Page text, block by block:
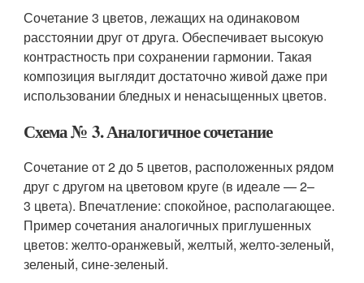
Сочетание 3 цветов, лежащих на одинаковом
расстоянии друг от друга. Обеспечивает высокую
контрастность при сохранении гармонии. Такая
композиция выглядит достаточно живой даже при
использовании бледных и ненасыщенных цветов.
Схема № 3. Аналогичное сочетание
Сочетание от 2 до 5 цветов, расположенных рядом
друг с другом на цветовом круге (в идеале — 2–
3 цвета). Впечатление: спокойное, располагающее.
Пример сочетания аналогичных приглушенных
цветов: желто-оранжевый, желтый, желто-зеленый,
зеленый, сине-зеленый.